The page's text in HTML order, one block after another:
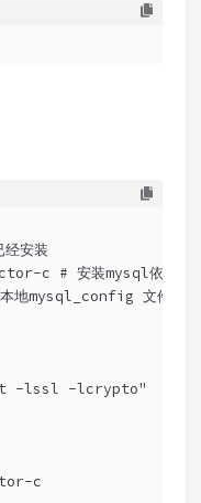
安装
c # 安装mysql依赖文
mysql_config 文件在哪
-lssl -lcrypto"
c